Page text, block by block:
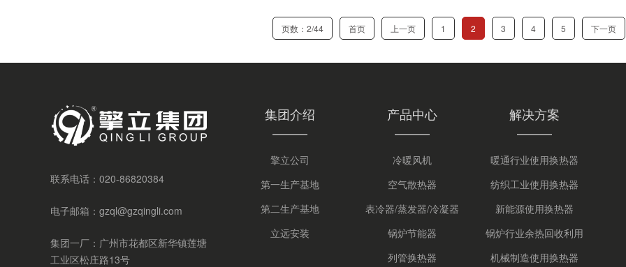
页数：2/44 首页 上一页 1 2 3 4 5 下一页
联系电话： 020-86820384
电子邮箱： gzql@gzqingli.com
集团一厂：广州市花都区新华镇莲塘
工业区松庄路13号
集团介绍
擎立公司
第一生产基地
第二生产基地
立远安装
产品中心
冷暖风机
空气散热器
表冷器/蒸发器/冷凝器
锅炉节能器
列管换热器
解决方案
暖通行业使用换热器
纺织工业使用换热器
新能源使用换热器
锅炉行业余热回收利用
机械制造使用换热器